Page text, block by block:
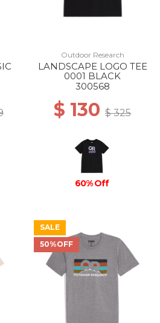
Outdoor Research
LANDSCAPE LOGO TEE
0001 BLACK
300568
$ 130 $ 325
60% Off
SALE
50%OFF